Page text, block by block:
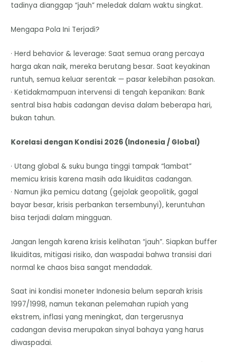
tadinya dianggap “jauh” meledak dalam waktu singkat.
Mengapa Pola Ini Terjadi?
· Herd behavior & leverage: Saat semua orang percaya
harga akan naik, mereka berutang besar. Saat keyakinan
runtuh, semua keluar serentak — pasar kelebihan pasokan.
· Ketidakmampuan intervensi di tengah kepanikan: Bank
sentral bisa habis cadangan devisa dalam beberapa hari,
bukan tahun.
Korelasi dengan Kondisi 2026 (Indonesia / Global)
· Utang global & suku bunga tinggi tampak “lambat”
memicu krisis karena masih ada likuiditas cadangan.
· Namun jika pemicu datang (gejolak geopolitik, gagal
bayar besar, krisis perbankan tersembunyi), keruntuhan
bisa terjadi dalam mingguan.
Jangan lengah karena krisis kelihatan “jauh”. Siapkan buffer
likuiditas, mitigasi risiko, dan waspadai bahwa transisi dari
normal ke chaos bisa sangat mendadak.
Saat ini kondisi moneter Indonesia belum separah krisis
1997/1998, namun tekanan pelemahan rupiah yang
ekstrem, inflasi yang meningkat, dan tergerusnya
cadangan devisa merupakan sinyal bahaya yang harus
diwaspadai.